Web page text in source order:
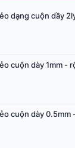
dạng cuộn dầy
cuộn dày 1mm -
cuộn dày 0.5mm